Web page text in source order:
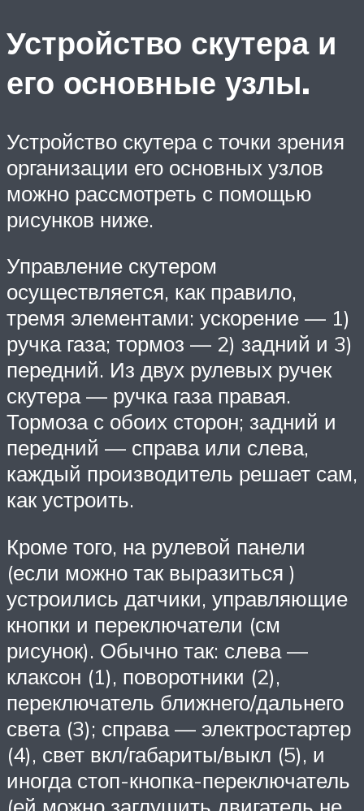
Устройство скутера и
его основные узлы.
Устройство скутера с точки зрения
организации его основных узлов
можно рассмотреть с помощью
рисунков ниже.
Управление скутером
осуществляется, как правило,
тремя элементами: ускорение — 1)
ручка газа; тормоз — 2) задний и 3)
передний. Из двух рулевых ручек
скутера — ручка газа правая.
Тормоза с обоих сторон; задний и
передний — справа или слева,
каждый производитель решает сам,
как устроить.
Кроме того, на рулевой панели
(если можно так выразиться )
устроились датчики, управляющие
кнопки и переключатели (см
рисунок). Обычно так: слева —
клаксон (1), поворотники (2),
переключатель ближнего/дальнего
света (3); справа — электростартер
(4), свет вкл/габариты/выкл (5), и
иногда стоп-кнопка-переключатель